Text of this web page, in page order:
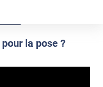
la pose ?